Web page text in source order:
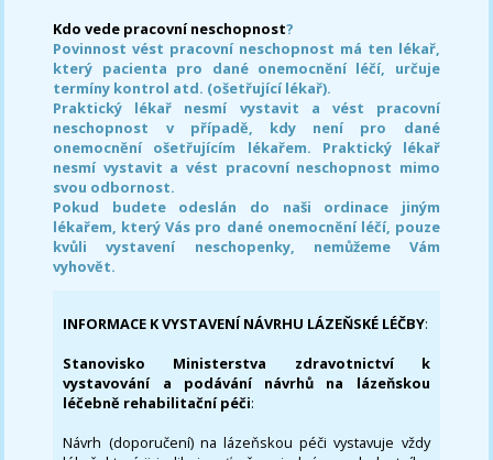
Kdo vede pracovní neschopnost?
Povinnost vést pracovní neschopnost má ten lékař,
který pacienta pro dané onemocnění léčí, určuje
termíny kontrol atd. (ošetřující lékař).
Praktický lékař nesmí vystavit a vést pracovní
neschopnost v případě, kdy není pro dané
onemocnění ošetřujícím lékařem. Praktický lékař
nesmí vystavit a vést pracovní neschopnost mimo
svou odbornost.
Pokud budete odeslán do naši ordinace jiným
lékařem, který Vás pro dané onemocnění léčí, pouze
kvůli vystavení neschopenky, nemůžeme Vám
vyhovět.
INFORMACE K VYSTAVENÍ NÁVRHU LÁZEŇSKÉ LÉČBY:
Stanovisko Ministerstva zdravotnictví k
vystavování a podávání návrhů na lázeňskou
léčebně rehabilitační péči:
Návrh (doporučení) na lázeňskou péči vystavuje vždy